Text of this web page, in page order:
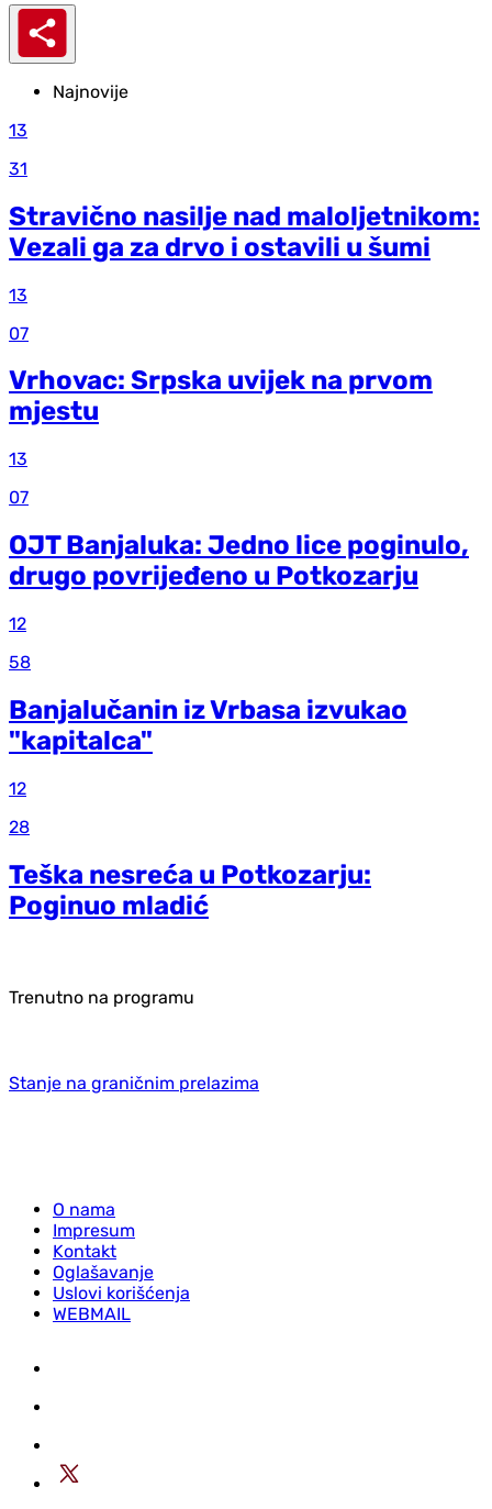
Najnovije
13
31
Stravično nasilje nad maloljetnikom:
Vezali ga za drvo i ostavili u šumi
13
07
Vrhovac: Srpska uvijek na prvom
mjestu
13
07
OJT Banjaluka: Jedno lice poginulo,
drugo povrijeđeno u Potkozarju
12
58
Banjalučanin iz Vrbasa izvukao
"kapitalca"
12
28
Teška nesreća u Potkozarju:
Poginuo mladić
Trenutno na programu
Stanje na graničnim prelazima
O nama
Impresum
Kontakt
Oglašavanje
Uslovi korišćenja
WEBMAIL